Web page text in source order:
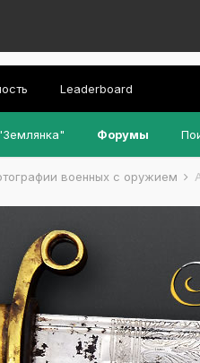
Форумы
Leaderboard
военных с оружием